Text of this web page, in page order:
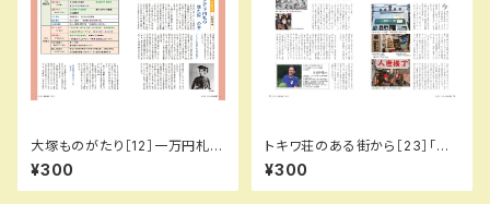
大塚ものがたり［12］一万円札と
五千円札の居た街…の巻／城所
信英（とっぴぃ119号）
¥300
トキワ荘のある街から［23］「ト
キワ荘通り昭和レトロ館」開館と
味楽百貨店のリアルストーリー
／小出幹雄（とっぴぃ124号）
¥300